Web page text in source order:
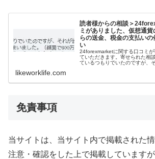
読者様からの相談＞
ミがありました、仮想通
らの送金、税金の支払い
い
24forexmarketに関する口コミ
ていただきます。寄せられた相
ているつもりでいたのですが、
likeworklife.com
免責事項
当サイトは、当サイト内で掲載された
注意・確認をした上で掲載しています